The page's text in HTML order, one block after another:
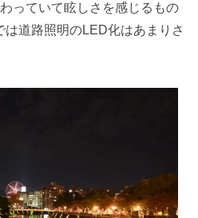
っていて眩しさを感じるもの
道路照明のLED化はあまりさ